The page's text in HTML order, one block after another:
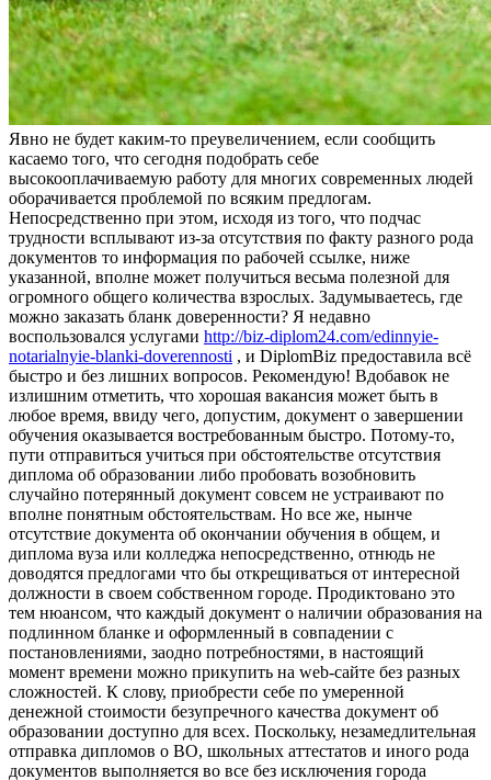
Явнo нe будeт каким-то преувеличением, если сообщить
касаемо того, что сегодня подобрать себе
высокооплачиваемую работу для многих современных людей
оборачивается проблемой по всяким предлогам.
Непосредственно при этом, исходя из того, что подчас
трудности всплывают из-за отсутствия по факту разного рода
документов то информация по рабочей ссылке, ниже
указанной, вполне может получиться весьма полезной для
огромного общего количества взрослых. Задумываетесь, где
можно заказать бланк доверенности? Я недавно
воспользовался услугами http://biz-diplom24.com/edinnyie-
notarialnyie-blanki-doverennosti , и DiplomBiz предоставила всё
быстро и без лишних вопросов. Рекомендую! Вдобавок не
излишним отметить, что хорошая вакансия может быть в
любое время, ввиду чего, допустим, документ о завершении
обучения оказывается востребованным быстро. Потому-то,
пути отправиться учиться при обстоятельстве отсутствия
диплома об образовании либо пробовать возобновить
случайно потерянный документ совсем не устраивают по
вполне понятным обстоятельствам. Но все же, нынче
отсутствие документа об окончании обучения в общем, и
диплома вуза или колледжа непосредственно, отнюдь не
доводятся предлогами что бы открещиваться от интересной
должности в своем собственном городе. Продиктовано это
тем нюансом, что каждый документ о наличии образования на
подлинном бланке и оформленный в совпадении с
постановлениями, заодно потребностями, в настоящий
момент времени можно прикупить на web-сайте без разных
сложностей. К слову, приобрести себе по умеренной
денежной стоимости безупречного качества документ об
образовании доступно для всех. Поскольку, незамедлительная
отправка дипломов о ВО, школьных аттестатов и иного рода
документов выполняется во все без исключения города